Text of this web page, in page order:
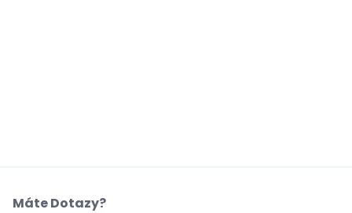
Máte Dotazy?